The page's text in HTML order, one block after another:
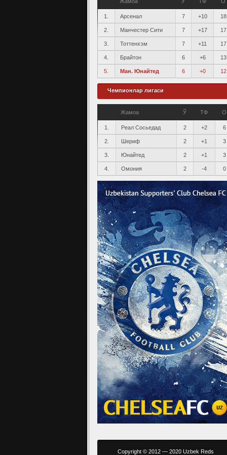
1. Арсенал 7 +10 18
2. Манчестер Сити 7 +17 17
3. Тоттенхэм 7 +11 17
4. Брайтон 6 +6 13
5. Ман. Юнайтед 6 +0 12
Чемпионлар лигаси
Жамоа Ў ТФ О
1. Реал Сосьедад 2 +2 6
2. Шериф 2 +1 3
3. Юнайтед 2 +1 3
4. Омония 2 -4 0
Copyright © 2012 — 2020 Uzbek Reds